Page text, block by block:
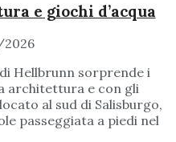
e giochi d’acqua
Hellbrunn sorprende i
architettura e con gli
al sud di Salisburgo,
passeggiata a piedi nel